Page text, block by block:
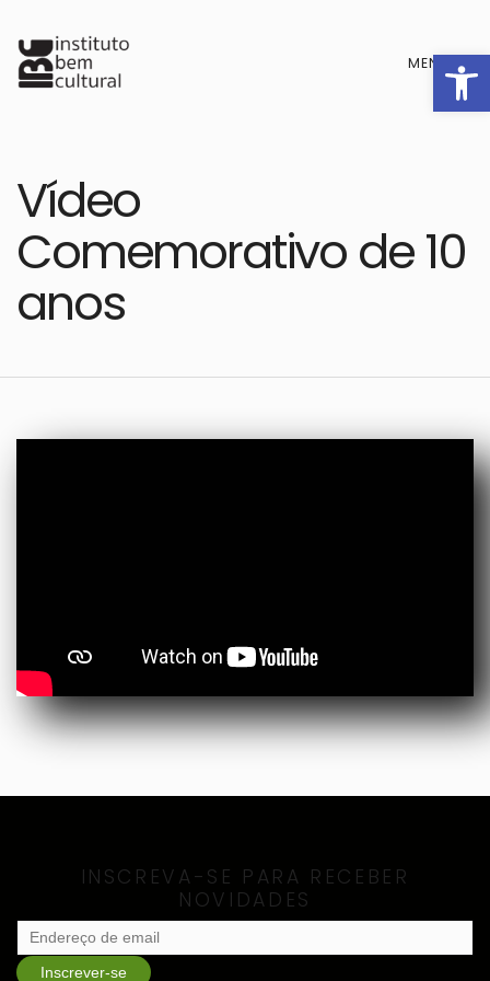
Barra de
MENU
Vídeo
Comemorativo de 10
anos
INSCREVA-SE PARA RECEBER
NOVIDADES